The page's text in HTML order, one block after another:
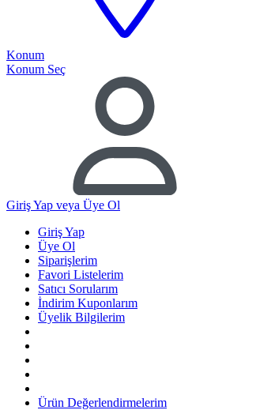
Konum
Konum Seç
Giriş Yap veya Üye Ol
Giriş Yap
Üye Ol
Siparişlerim
Favori Listelerim
Satıcı Sorularım
İndirim Kuponlarım
Üyelik Bilgilerim
Ürün Değerlendirmelerim